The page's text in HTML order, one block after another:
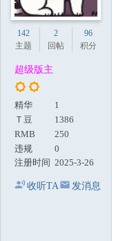
142
主题
2
回帖
96
积分
超级版主
精华
1
Ｔ豆
1386
RMB
250
违规
0
注册时间 2025-3-26
收听TA 发消息